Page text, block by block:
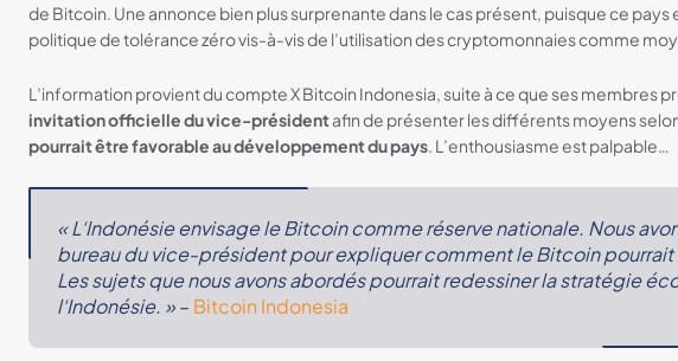
de Bitcoin. Une annonce bien plus surprenante dans le cas présent, puisque ce pays
politique de tolérance zéro vis-à-vis de l’utilisation des cryptomonnaies comme
L’information provient du compte X Bitcoin Indonesia, suite à ce que ses membres
invitation officielle du vice-présidentafin de présenter les différents moyens
pourrait être favorable au développement du pays. L’enthousiasme est palpable…
«L‘IndonésieenvisageleBitcoin comme réservenationale. Nous
bureauduvice-président pour expliquercommentleBitcoinpourrait
Les sujets que nous avons abordéspourraitredessinerla stratégie
l‘Indonésie. »– Bitcoin Indonesia